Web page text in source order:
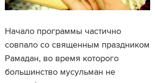
Начало программы частично
совпало со священным праздником
Рамадан, во время которого
большинство мусульман не